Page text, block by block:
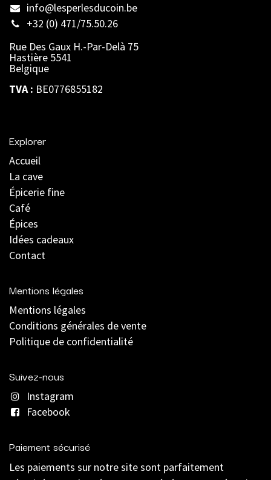
info@lesperlesducoin.be​
+32 (0) 471/75.50.26
Rue Des Gaux H.-Par-Delà 75
Hastière 5541
Belgique
TVA : BE0776855182
Explorer
Accueil
La cave
Épicerie fine
Café
Épices
Idées cadeaux
Contact
Mentions légales
Mentions légales
Conditions générales de vente
Politique de confidentialité
Suivez-nous
Instagram
Facebook
Paiement sécurisé
Les paiements sur notre site sont parfaitement